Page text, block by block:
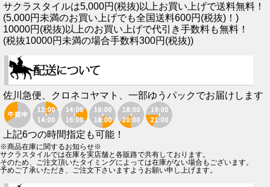
サクラスタイルは5,000円(税抜)以上お買い上げで送料無料！
(5,000円未満のお買い上げでも全国送料600円(税抜)！)
10000円(税抜)以上のお買い上げで代引き手数料も無料！
(税抜10000円未満の場合手数料300円(税抜))
佐川急便、クロネコヤマト、一部ゆうパックでお届けします
上記6つの時間指定も可能！
※商品在庫に関するお知らせ※
サクラスタイルでは在庫を実店舗と各販路で共有しております。
そのため、ご注文頂いたタイミングによっては在庫がない場合もございます。
予めご了承いただき、ご注文下さいますようお願い申し上げます。